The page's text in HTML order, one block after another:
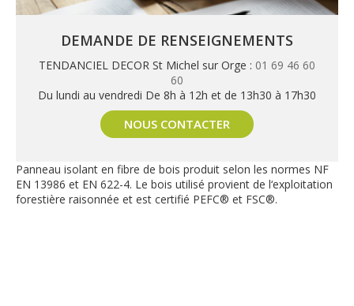
DEMANDE DE RENSEIGNEMENTS
TENDANCIEL DECOR St Michel sur Orge : 01 69 46 60
60
Du lundi au vendredi De 8h à 12h et de 13h30 à 17h30
NOUS CONTACTER
Panneau isolant en fibre de bois produit selon les normes NF
EN 13986 et EN 622-4. Le bois utilisé provient de l‘exploitation
forestière raisonnée et est certifié PEFC® et FSC®.